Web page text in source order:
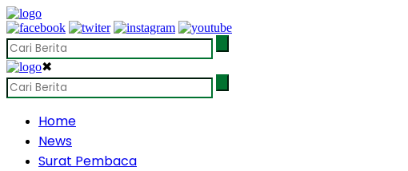
✖
Home
News
Surat Pembaca